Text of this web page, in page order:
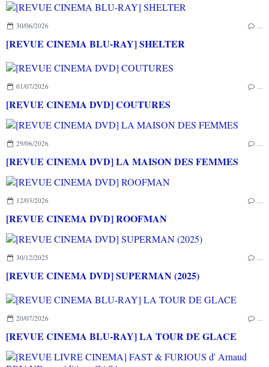
30/06/2026 …
[REVUE CINEMA BLU-RAY] SHELTER
01/07/2026 …
[REVUE CINEMA DVD] COUTURES
29/06/2026 …
[REVUE CINEMA DVD] LA MAISON DES FEMMES
12/03/2026 …
[REVUE CINEMA DVD] ROOFMAN
30/12/2025 …
[REVUE CINEMA DVD] SUPERMAN (2025)
20/07/2026 …
[REVUE CINEMA BLU-RAY] LA TOUR DE GLACE